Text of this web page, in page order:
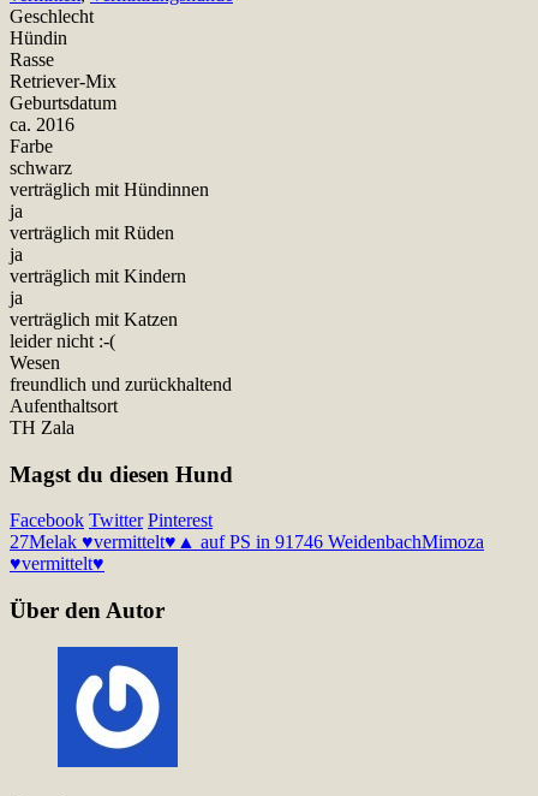
Geschlecht
Hündin
Rasse
Retriever-Mix
Geburtsdatum
ca. 2016
Farbe
schwarz
verträglich mit Hündinnen
ja
verträglich mit Rüden
ja
verträglich mit Kindern
ja
verträglich mit Katzen
leider nicht :-(
Wesen
freundlich und zurückhaltend
Aufenthaltsort
TH Zala
Magst du diesen Hund
Facebook Twitter Pinterest
27Melak ♥vermittelt♥▲ auf PS in 91746 WeidenbachMimoza
♥vermittelt♥
Über den Autor